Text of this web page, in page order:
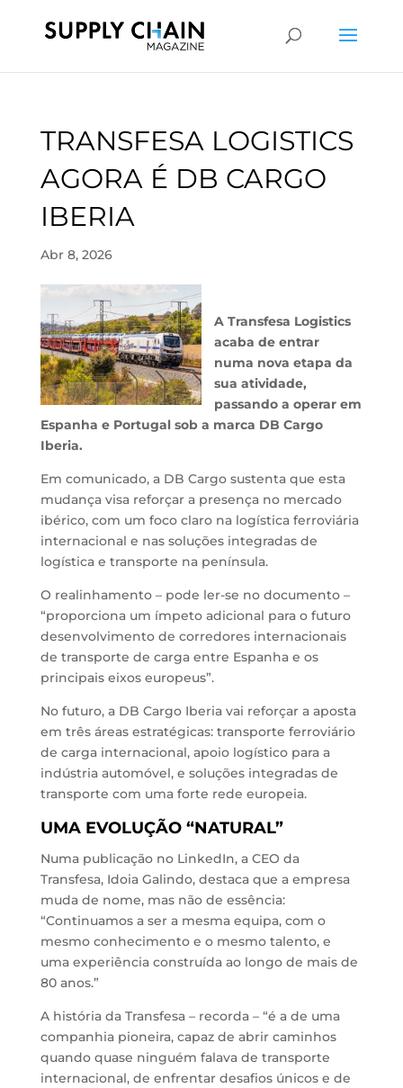
TRANSFESA LOGISTICS
AGORA É DB CARGO
IBERIA
Abr 8, 2026
A Transfesa Logistics
acaba de entrar
numa nova etapa da
sua atividade,
passando a operar em
Espanha e Portugal sob a marca DB Cargo
Iberia.
Em comunicado, a DB Cargo sustenta que esta
mudança visa reforçar a presença no mercado
ibérico, com um foco claro na logística ferroviária
internacional e nas soluções integradas de
logística e transporte na península.
O realinhamento – pode ler-se no documento –
“proporciona um ímpeto adicional para o futuro
desenvolvimento de corredores internacionais
de transporte de carga entre Espanha e os
principais eixos europeus”.
No futuro, a DB Cargo Iberia vai reforçar a aposta
em três áreas estratégicas: transporte ferroviário
de carga internacional, apoio logístico para a
indústria automóvel, e soluções integradas de
transporte com uma forte rede europeia.
UMA EVOLUÇÃO “NATURAL”
Numa publicação no LinkedIn, a CEO da
Transfesa, Idoia Galindo, destaca que a empresa
muda de nome, mas não de essência:
“Continuamos a ser a mesma equipa, com o
mesmo conhecimento e o mesmo talento, e
uma experiência construída ao longo de mais de
80 anos.”
A história da Transfesa – recorda – “é a de uma
companhia pioneira, capaz de abrir caminhos
quando quase ninguém falava de transporte
internacional, de enfrentar desafios únicos e de